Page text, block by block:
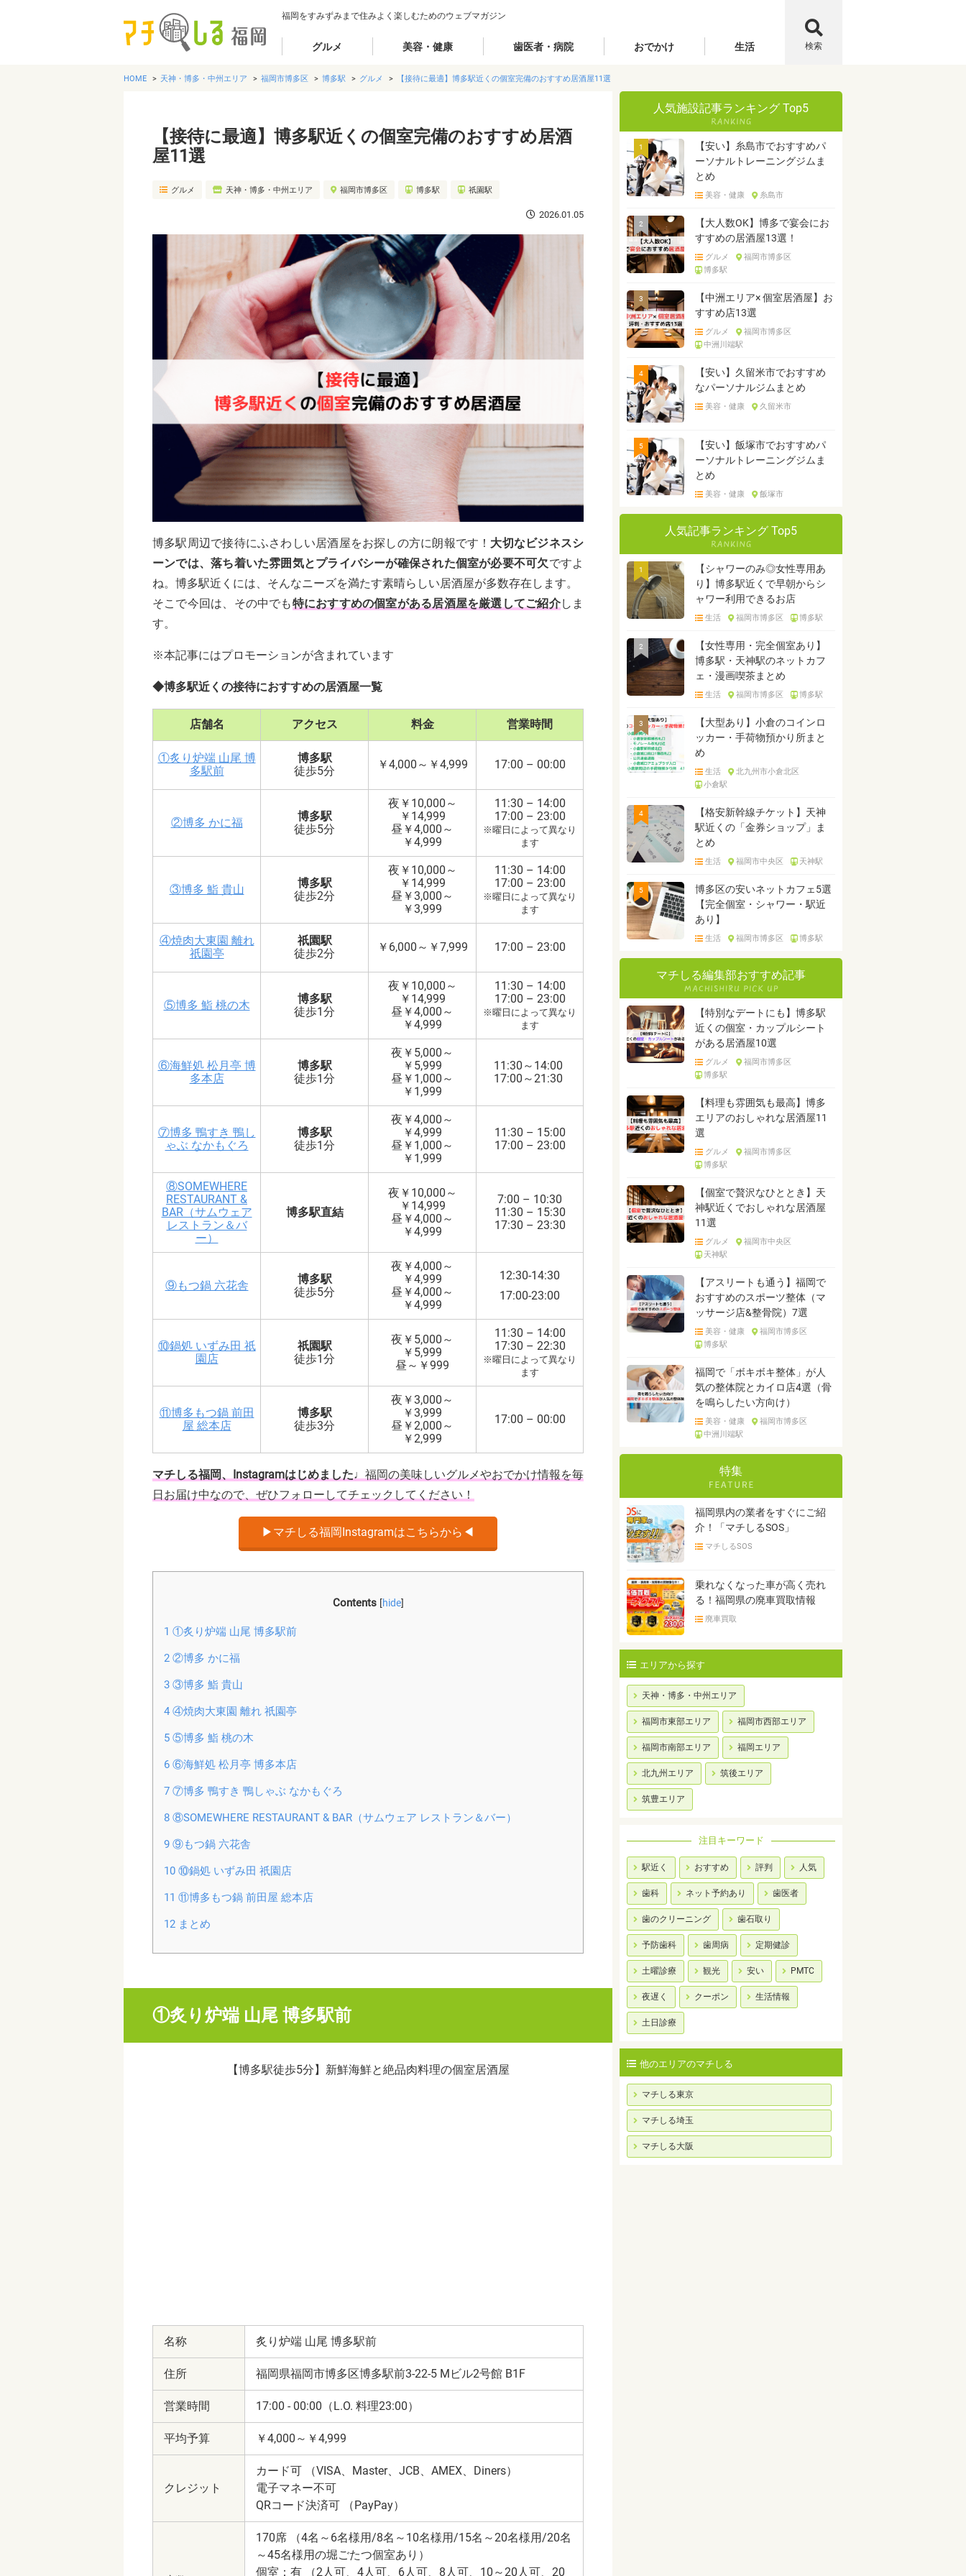
福岡をすみずみまで住みよく楽しむためのウェブマガジン
グルメ 美容・健康 歯医者・病院 おでかけ 生活 検索
HOME 天神・博多・中州エリア 福岡市博多区 博多駅 グルメ 【接待に最適】博多駅近くの個室完備のおすすめ居酒屋11選
【接待に最適】博多駅近くの個室完備のおすすめ居酒
屋11選
グルメ 天神・博多・中州エリア 福岡市博多区 博多駅 祇園駅
2026.01.05
博多駅周辺で接待にふさわしい居酒屋をお探しの方に朗報です！ 大切なビジネスシ
ーンでは、落ち着いた雰囲気とプライバシーが確保された個室が必要不可欠ですよ
ね。博多駅近くには、そんなニーズを満たす素晴らしい居酒屋が多数存在します。
そこで今回は、その中でも特におすすめの個室がある居酒屋を厳選してご紹介しま
す。
※本記事にはプロモーションが含まれています
◆博多駅近くの接待におすすめの居酒屋一覧
店舗名 アクセス 料金 営業時間
①炙り炉端 山尾 博
多駅前
博多駅
徒歩5分
￥4,000～￥4,999 17:00 – 00:00
②博多 かに福
博多駅
徒歩5分
夜￥10,000～
￥14,999
昼￥4,000～
￥4,999
11:30 – 14:00
17:00 – 23:00
※曜日によって異なり
ます
③博多 鮨 貴山
博多駅
徒歩2分
夜￥10,000～
￥14,999
昼￥3,000～
￥3,999
11:30 – 14:00
17:00 – 23:00
※曜日によって異なり
ます
④焼肉大東園 離れ
祇園亭
祇園駅
徒歩2分
￥6,000～￥7,999 17:00 – 23:00
⑤博多 鮨 桃の木
博多駅
徒歩1分
夜￥10,000～
￥14,999
昼￥4,000～
￥4,999
11:30 – 14:00
17:00 – 23:00
※曜日によって異なり
ます
⑥海鮮処 松月亭 博
多本店
博多駅
徒歩1分
夜￥5,000～
￥5,999
昼￥1,000～
￥1,999
11:30～14:00
17:00～21:30
⑦博多 鴨すき 鴨し
ゃぶ なかもぐろ
博多駅
徒歩1分
夜￥4,000～
￥4,999
昼￥1,000～
￥1,999
11:30 – 15:00
17:00 – 23:00
⑧SOMEWHERE
RESTAURANT &
BAR（サムウェア
レストラン＆バ
ー）
博多駅直結
夜￥10,000～
￥14,999
昼￥4,000～
￥4,999
7:00 – 10:30
11:30 – 15:30
17:30 – 23:30
⑨もつ鍋 六花舎
博多駅
徒歩5分
夜￥4,000～
￥4,999
昼￥4,000～
￥4,999
12:30-14:30
17:00-23:00
⑩鍋処 いずみ田 祇
園店
祇園駅
徒歩1分
夜￥5,000～
￥5,999
昼～￥999
11:30 – 14:00
17:30 – 22:30
※曜日によって異なり
ます
⑪博多もつ鍋 前田
屋 総本店
博多駅
徒歩3分
夜￥3,000～
￥3,999
昼￥2,000～
￥2,999
17:00 – 00:00
マチしる福岡、Instagramはじめました♩ 福岡の美味しいグルメやおでかけ情報を毎
日お届け中なので、ぜひフォローしてチェックしてください！
▶︎マチしる福岡Instagramはこちらから◀︎
Contents [hide]
1 ①炙り炉端 山尾 博多駅前
2②博多 かに福
3③博多 鮨 貴山
4④焼肉大東園 離れ 祇園亭
5⑤博多 鮨 桃の木
6⑥海鮮処 松月亭 博多本店
7⑦博多 鴨すき 鴨しゃぶ なかもぐろ
8⑧SOMEWHERE RESTAURANT & BAR（サムウェア レストラン＆バー）
9⑨もつ鍋 六花舎
10⑩鍋処 いずみ田 祇園店
11 ⑪博多もつ鍋 前田屋 総本店
12まとめ
①炙り炉端 山尾 博多駅前
【博多駅徒歩5分】新鮮海鮮と絶品肉料理の個室居酒屋
名称 炙り炉端 山尾 博多駅前
住所 福岡県福岡市博多区博多駅前3-22-5 Mビル2号館 B1F
営業時間 17:00 - 00:00（L.O. 料理23:00）
平均予算 ￥4,000～￥4,999
クレジット
カード可 （VISA、Master、JCB、AMEX、Diners）
電子マネー不可
QRコード決済可 （PayPay）
170席 （4名～6名様用/8名～10名様用/15名～20名様用/20名
～45名様用の堀ごたつ個室あり）
個室：有 （2人可、4人可、6人可、8人可、10～20人可、20
人気施設記事ランキング Top5
1
【安い】糸島市でおすすめパ
ーソナルトレーニングジムま
とめ
美容・健康 糸島市
2
【大人数OK】博多で宴会にお
すすめの居酒屋13選！
グルメ
福岡市博多区
博多駅
3
【中洲エリア× 個室居酒屋】お
すすめ店13選
グルメ
福岡市博多区
中洲川端駅
4
【安い】久留米市でおすすめ
なパーソナルジムまとめ
美容・健康 久留米市
5
【安い】飯塚市でおすすめパ
ーソナルトレーニングジムま
とめ
美容・健康 飯塚市
人気記事ランキング Top5
1
【シャワーのみ◎女性専用あ
り】博多駅近くで早朝からシ
ャワー利用できるお店
生活 福岡市博多区 博多駅
2
【女性専用・完全個室あり】
博多駅・天神駅のネットカフ
ェ・漫画喫茶まとめ
生活 福岡市博多区 博多駅
3
【大型あり】小倉のコインロ
ッカー・手荷物預かり所まと
め
生活
北九州市小倉北区
小倉駅
4
【格安新幹線チケット】天神
駅近くの「金券ショップ」ま
とめ
生活 福岡市中央区 天神駅
5
博多区の安いネットカフェ5選
【完全個室・シャワー・駅近
あり】
生活 福岡市博多区 博多駅
マチしる編集部おすすめ記事
【特別なデートにも】博多駅
近くの個室・カップルシート
がある居酒屋10選
グルメ
福岡市博多区
博多駅
【料理も雰囲気も最高】博多
エリアのおしゃれな居酒屋11
選
グルメ
福岡市博多区
博多駅
【個室で贅沢なひととき】天
神駅近くでおしゃれな居酒屋
11選
グルメ
福岡市中央区
天神駅
【アスリートも通う】福岡で
おすすめのスポーツ整体（マ
ッサージ店&整骨院）7選
美容・健康
福岡市博多区
博多駅
福岡で「ボキボキ整体」が人
気の整体院とカイロ店4選（骨
を鳴らしたい方向け）
美容・健康
福岡市博多区
中洲川端駅
特集
福岡県内の業者をすぐにご紹
介！「マチしるSOS」
マチしるSOS
乗れなくなった車が高く売れ
る！福岡県の廃車買取情報
廃車買取
エリアから探す
天神・博多・中州エリア
福岡市東部エリア 福岡市西部エリア
福岡市南部エリア 福岡エリア
北九州エリア 筑後エリア
筑豊エリア
注目キーワード
駅近く おすすめ 評判 人気
歯科 ネット予約あり 歯医者
歯のクリーニング 歯石取り
予防歯科 歯周病 定期健診
土曜診療 観光 安い PMTC
夜遅く クーポン 生活情報
土日診療
他のエリアのマチしる
マチしる東京
マチしる埼玉
マチしる大阪